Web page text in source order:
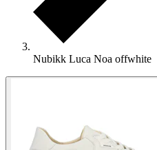
Nubikk Luca Noa offwhite